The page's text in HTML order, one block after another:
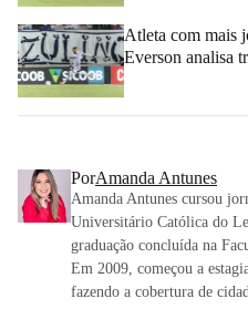
Atleta com mais
Everson analisa
PorAmanda Antunes
Amanda Antunes cursou
Universitário Católica do
graduação concluída na
Em 2009, começou a
fazendo a cobertura de